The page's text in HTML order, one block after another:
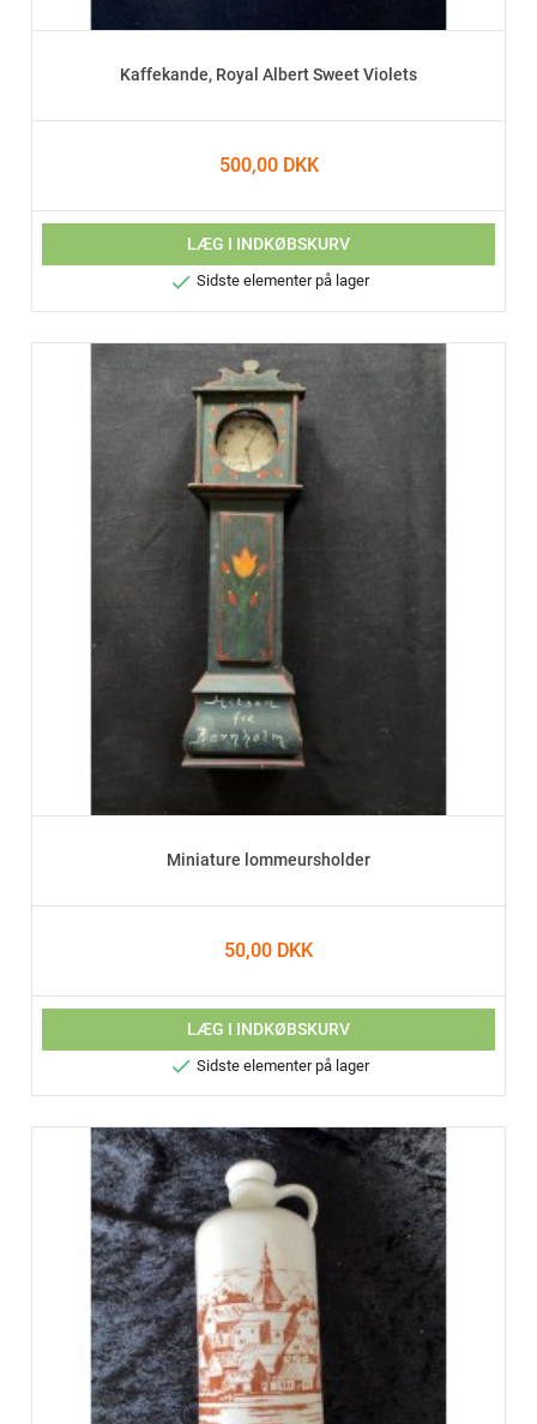
Kaffekande, Royal Albert Sweet Violets
500,00 DKK
LÆG I INDKØBSKURV
 Sidste elementer på lager
Miniature lommeursholder
50,00 DKK
LÆG I INDKØBSKURV
 Sidste elementer på lager